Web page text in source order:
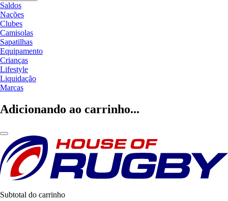
Saldos
Nações
Clubes
Camisolas
Sapatilhas
Equipamento
Crianças
Lifestyle
Liquidação
Marcas
Adicionando ao carrinho...
Subtotal do carrinho